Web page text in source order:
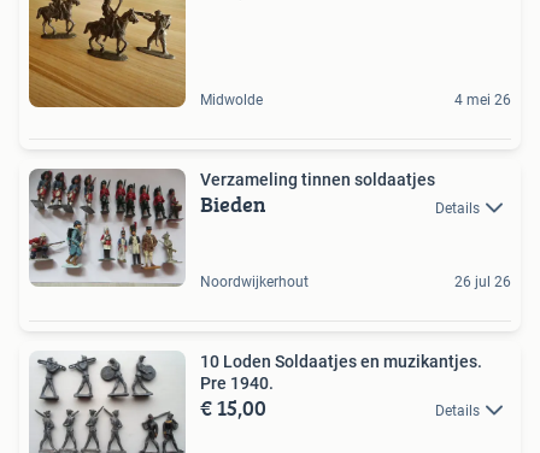
Midwolde 4 mei 26
Verzameling tinnen soldaatjes
Bieden Details
Noordwijkerhout 26 jul 26
10 Loden Soldaatjes en muzikantjes.
Pre 1940.
€ 15,00 Details